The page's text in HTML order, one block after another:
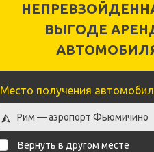
ВЫГОДЕ
Место получения
Вернуть в другом месте